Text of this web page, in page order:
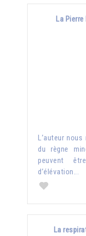
La
L’auteur
du règne
peuvent
d’élévation...
La